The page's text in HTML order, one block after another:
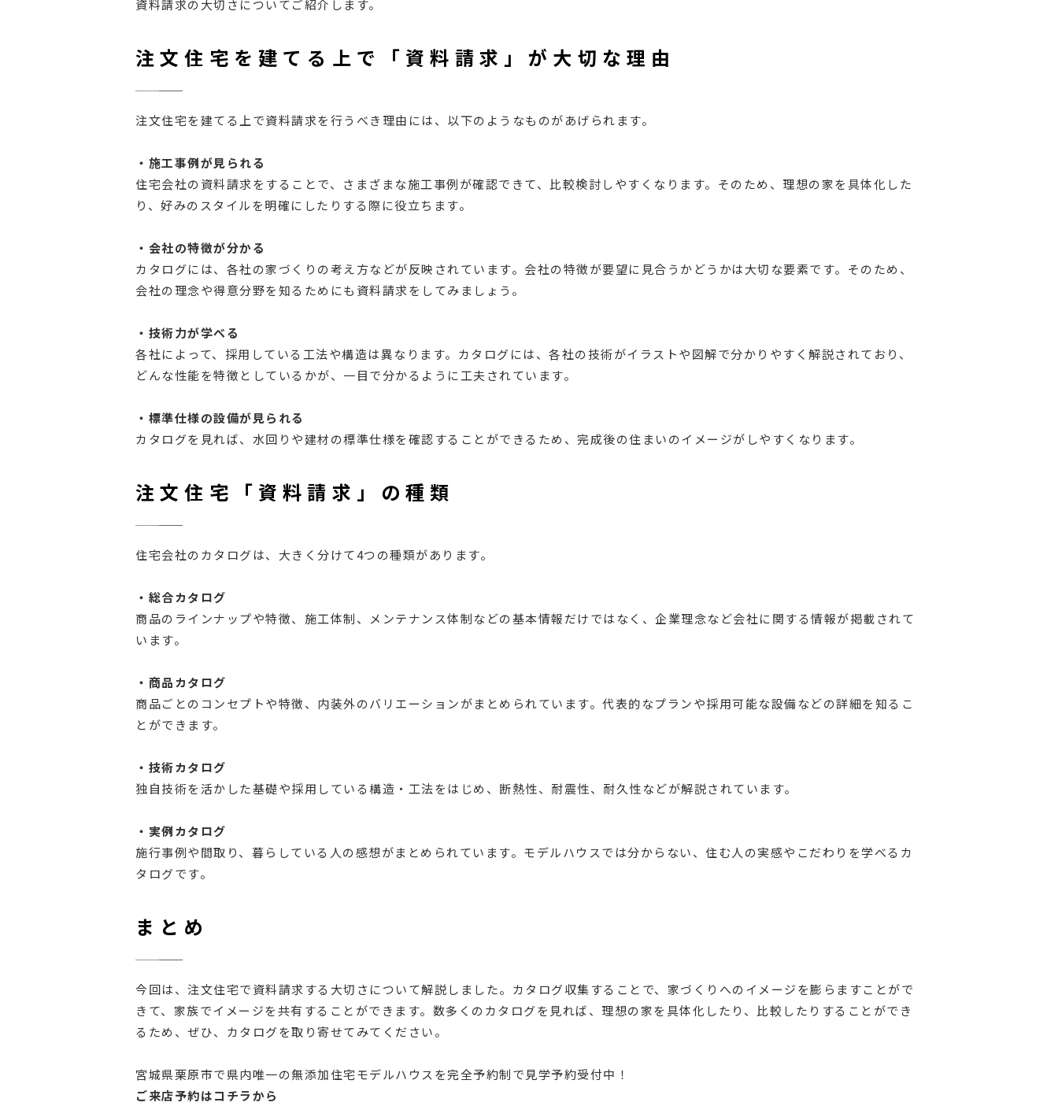
資料請求の大切さについてご紹介します。
注文住宅を建てる上で「資料請求」が大切な理由
注文住宅を建てる上で資料請求を行うべき理由には、以下のようなものがあげられます。
・施工事例が見られる
住宅会社の資料請求をすることで、さまざまな施工事例が確認できて、比較検討しやすくなります。そのため、理想の家を具体化した
り、好みのスタイルを明確にしたりする際に役立ちます。
・会社の特徴が分かる
カタログには、各社の家づくりの考え方などが反映されています。会社の特徴が要望に見合うかどうかは大切な要素です。そのため、
会社の理念や得意分野を知るためにも資料請求をしてみましょう。
・技術力が学べる
各社によって、採用している工法や構造は異なります。カタログには、各社の技術がイラストや図解で分かりやすく解説されており、
どんな性能を特徴としているかが、一目で分かるように工夫されています。
・標準仕様の設備が見られる
カタログを見れば、水回りや建材の標準仕様を確認することができるため、完成後の住まいのイメージがしやすくなります。
注文住宅「資料請求」の種類
住宅会社のカタログは、大きく分けて4つの種類があります。
・総合カタログ
商品のラインナップや特徴、施工体制、メンテナンス体制などの基本情報だけではなく、企業理念など会社に関する情報が掲載されて
います。
・商品カタログ
商品ごとのコンセプトや特徴、内装外のバリエーションがまとめられています。代表的なプランや採用可能な設備などの詳細を知るこ
とができます。
・技術カタログ
独自技術を活かした基礎や採用している構造・工法をはじめ、断熱性、耐震性、耐久性などが解説されています。
・実例カタログ
施行事例や間取り、暮らしている人の感想がまとめられています。モデルハウスでは分からない、住む人の実感やこだわりを学べるカ
タログです。
まとめ
今回は、注文住宅で資料請求する大切さについて解説しました。カタログ収集することで、家づくりへのイメージを膨らますことがで
きて、家族でイメージを共有することができます。数多くのカタログを見れば、理想の家を具体化したり、比較したりすることができ
るため、ぜひ、カタログを取り寄せてみてください。
宮城県栗原市で県内唯一の無添加住宅モデルハウスを完全予約制で見学予約受付中！
ご来店予約はコチラから